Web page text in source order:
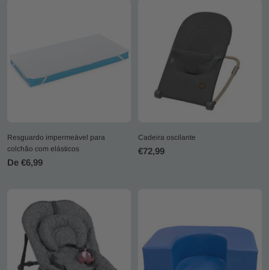
Resguardo impermeável para
colchão com elásticos
Preço
De €6,99
Cadeira oscilante
Preço
€72,99